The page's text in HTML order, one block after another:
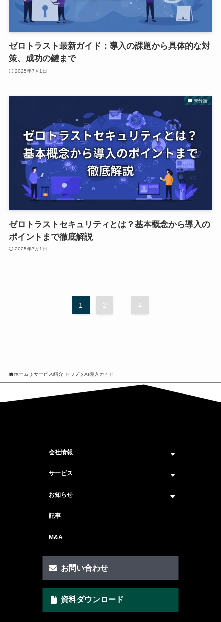
ゼロトラスト最新ガイド：導入の課題から具体的な対
策、成功の鍵まで
2025年7月1日
未分類
ゼロトラストセキュリティとは？基本概念から導入の
ポイントまで徹底解説
2025年7月1日
1 2 4
ホーム サービス紹介 トップ AI導入ガイド
会社情報
企業情報トップ
サービス
サービス紹介 トップ
セキュリティ顧問サービス
脆弱性診断サービス
AI Securityサービス
お知らせ
ニュース トップ
記事
M&A
お問い合わせ
資料ダウンロード